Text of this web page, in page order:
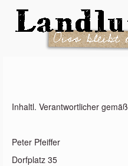
Inhaltl. Verantwortlicher gemäß
Peter Pfeiffer
Dorfplatz 35